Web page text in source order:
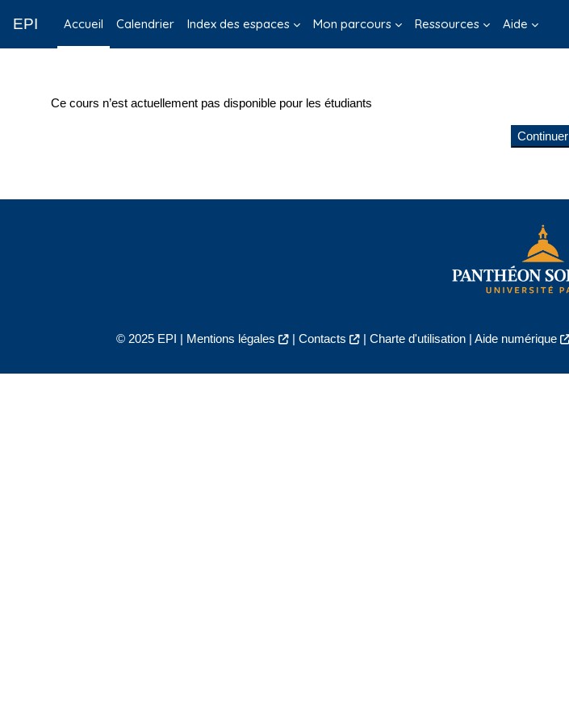
EPI Accueil Calendrier Index des espaces Mon parcours Ressources Aide
Ce cours n’est actuellement pas disponible pour les étudiants
Continuer
© 2025 EPI | Mentions légales | Contacts | Charte d'utilisation| Aide numérique